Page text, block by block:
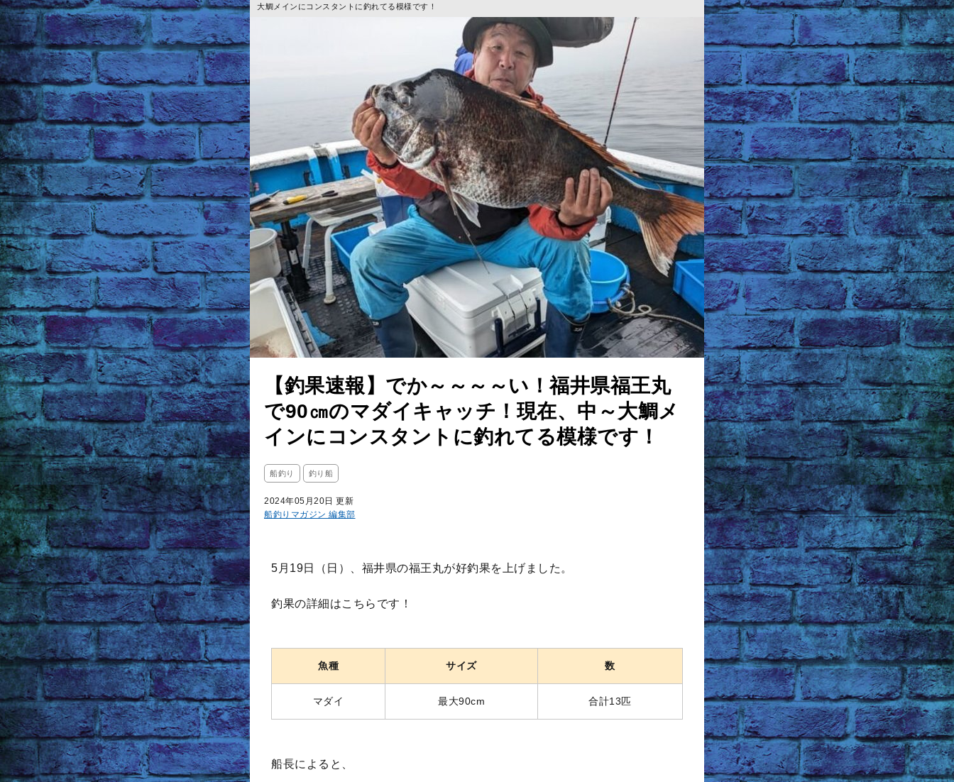
大鯛メインにコンスタントに釣れてる模様です！
【釣果速報】でか～～～～い！福井県福王丸
で90㎝のマダイキャッチ！現在、中～大鯛メ
インにコンスタントに釣れてる模様です！
船釣り 釣り船
2024年05月20日 更新
船釣りマガジン 編集部
5月19日（日）、福井県の福王丸が好釣果を上げました。
釣果の詳細はこちらです！
魚種 サイズ 数
マダイ 最大90cm 合計13匹
船長によると、